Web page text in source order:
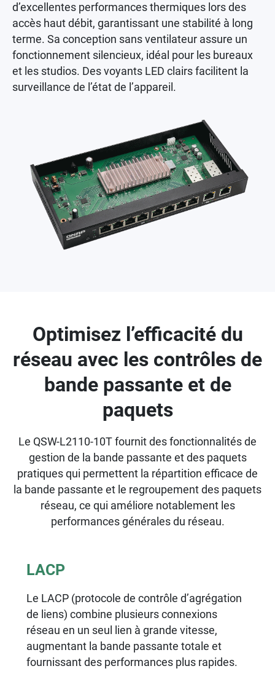
d’excellentes performances thermiques lors des
accès haut débit, garantissant une stabilité à long
terme. Sa conception sans ventilateur assure un
fonctionnement silencieux, idéal pour les bureaux
et les studios. Des voyants LED clairs facilitent la
surveillance de l’état de l’appareil.
Optimisez l’efficacité du
réseau avec les contrôles de
bande passante et de
paquets
Le QSW-L2110-10T fournit des fonctionnalités de
gestion de la bande passante et des paquets
pratiques qui permettent la répartition efficace de
la bande passante et le regroupement des paquets
réseau, ce qui améliore notablement les
performances générales du réseau.
LACP
Le LACP (protocole de contrôle d’agrégation
de liens) combine plusieurs connexions
réseau en un seul lien à grande vitesse,
augmentant la bande passante totale et
fournissant des performances plus rapides.